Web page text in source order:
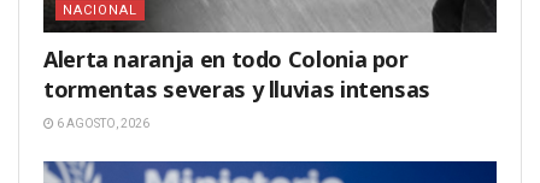
NACIONAL
Alerta naranja en todo Colonia por
tormentas severas y lluvias intensas
6 AGOSTO, 2026